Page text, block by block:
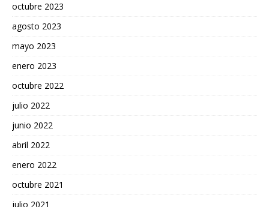
octubre 2023
agosto 2023
mayo 2023
enero 2023
octubre 2022
julio 2022
junio 2022
abril 2022
enero 2022
octubre 2021
julio 2021